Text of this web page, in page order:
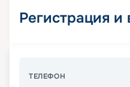
Регистрация и
ТЕЛЕФОН